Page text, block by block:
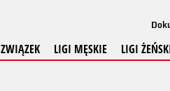
ZWIĄZEK LIGI MĘSKIE LIGI